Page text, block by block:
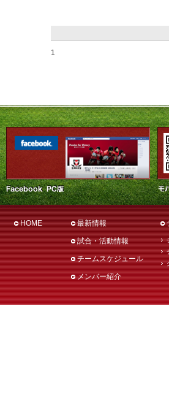
1
HOME 最新情報
試合・活動情報
チームスケジュール
メンバー紹介